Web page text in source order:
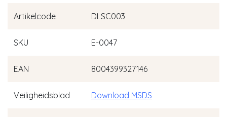
Artikelcode DLSC003
SKU E-0047
EAN 8004399327146
Veiligheidsblad Download MSDS